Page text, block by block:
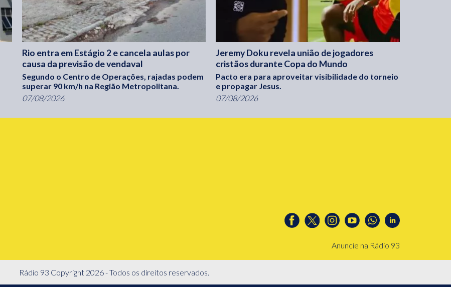
Rio entra em Estágio 2 e cancela aulas por
causa da previsão de vendaval
Segundo o Centro de Operações, rajadas podem
superar 90 km/h na Região Metropolitana.
07/08/2026
Jeremy Doku revela união de jogadores
cristãos durante Copa do Mundo
Pacto era para aproveitar visibilidade do torneio
e propagar Jesus.
07/08/2026
Anuncie na Rádio 93
Rádio 93 Copyright 2026 - Todos os direitos reservados.